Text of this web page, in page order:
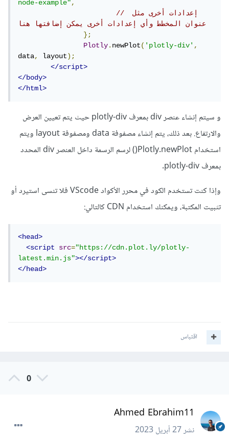
node-example",
// إعدادات أخرى مثل
عنوان المخطط وأي إعدادات أخرى يمكن إضافتها هنا
};
Plotly.newPlot('plotly-div',
data, layout);
</script>
</body>
</html>
و سيتم إنشاء عنصر div بمعرف plotly-div حيث يتم تعيين العرض
والارتفاع. بعد ذلك، يتم إنشاء مصفوفة data ومصفوفة layout ويتم
استخدام Plotly.newPlot() لرسم الرسمة داخل العنصر div المحدد
بمعرف plotly-div.
وإذا كنت تستخدم الكود في محرر الأكواد VScode فلا تنسى استيرد أو
تثبيت المكتبة، ويمكنك استخدام CDN كالتالي:
<head>
<script
src="https://cdn.plot.ly/plotly-
latest.min.js"></script>
</head>
اقتباس
0
Ahmed Ebrahim11
نشر27 أبريل 2023